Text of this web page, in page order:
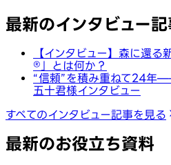
最新のインタビュー記
【インタビュー】森に還
®︎」とは何か？
“信頼”を積み重ねて24年
五十君様インタビュー
すべてのインタビュー記事を見る
最新のお役立ち資料